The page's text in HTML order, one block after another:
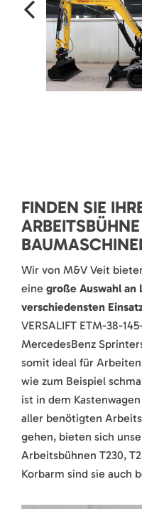
FINDEN SIE
Wir von M&V Veit
eine große Auswahl an
verschiedensten
VERSALIFT ETM-38-
MercedesBenz
somit ideal für
wie zum Beispiel
ist in dem
aller benötigten
gehen, bieten sich
Arbeitsbühnen T230,
Korbarm sind sie auch